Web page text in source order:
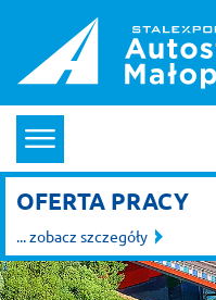
menu
OFERTA PRACY
... zobacz szczegóły